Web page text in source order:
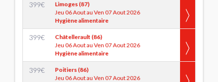
399€
Limoges (87)
Jeu 06 Aout au Ven 07 Aout 2026
Hygiène alimentaire
399€
Châtellerault (86)
Jeu 06 Aout au Ven 07 Aout 2026
Hygiène alimentaire
399€
Poitiers (86)
Jeu 06 Aout au Ven 07 Aout 2026